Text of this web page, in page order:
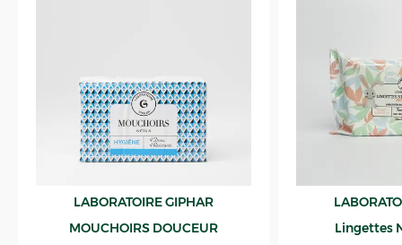
LABORATOIRE GIPHAR
MOUCHOIRS DOUCEUR
Lingettes